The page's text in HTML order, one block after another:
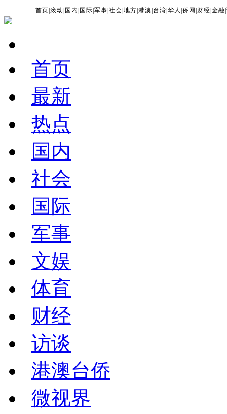
首页 |滚动 国内 国际 |军事 |社会 |地方 |港澳 台湾 |华人 |侨网 财经 |金融 |
首页
最新
热点
国内
社会
国际
军事
文娱
体育
财经
访谈
港澳台侨
微视界